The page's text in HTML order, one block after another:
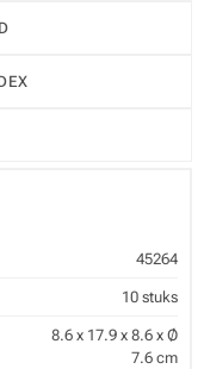
45264
10 stuks
8.6 x 17.9 x 8.6 x Ø
7.6 cm